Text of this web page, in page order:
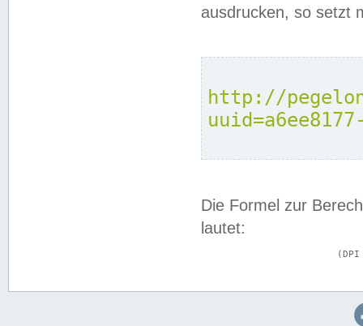
ausdrucken, so setzt
http://
Die Formel zur
lautet: